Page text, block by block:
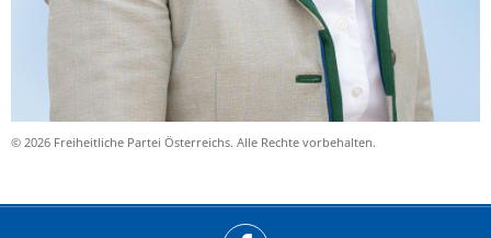
© 2026 Freiheitliche Partei Österreichs. Alle Rechte vorbehalten.